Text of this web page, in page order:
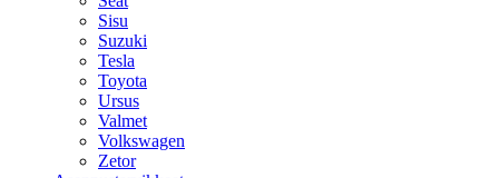
Sisu
Suzuki
Tesla
Toyota
Ursus
Valmet
Volkswagen
Zetor